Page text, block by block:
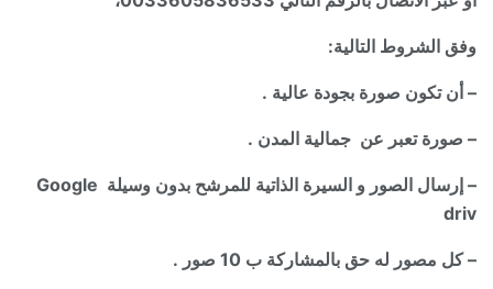
وفق الشروط التالية:
– أن تكون صورة بجودة عالية .
– صورة تعبر عن جمالية المدن .
– إرسال الصور و السيرة الذاتية للمرشح بدون وسيلة Google
driv
– كل مصور له حق بالمشاركة ب 10 صور .